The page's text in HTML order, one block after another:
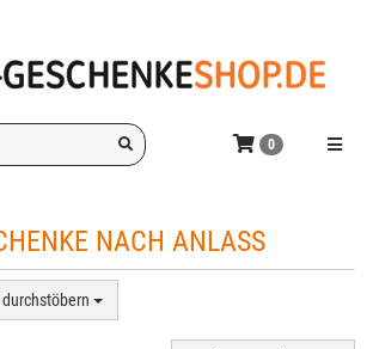
Menü
0
NACH ANLASS